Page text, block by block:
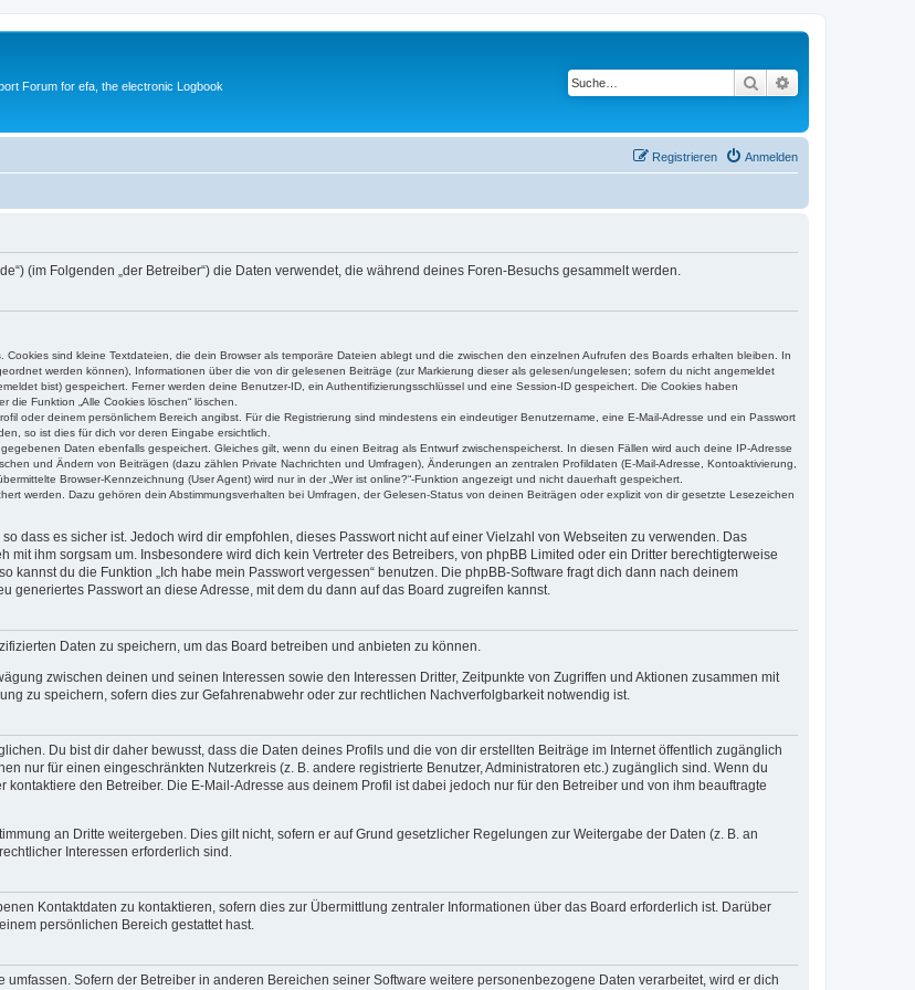
Forum for efa, the electronic Logbook Suche
Anmelden
Registrieren
(im Folgenden „der Betreiber“) die Daten verwendet, die während deines Foren-Besuchs gesammelt werden.
sind kleine Textdateien, die dein Browser als temporäre Dateien ablegt und die zwischen den einzelnen Aufrufen des Boards erhalten bleiben. In
werden können), Informationen über die von dir gelesenen Beiträge (zur Markierung dieser als gelesen/ungelesen; sofern du nicht angemeldet
bist) gespeichert. Ferner werden deine Benutzer-ID, ein Authentifizierungsschlüssel und eine Session-ID gespeichert. Die Cookies haben
die Funktion „Alle Cookies löschen“ löschen.
oder deinem persönlichem Bereich angibst. Für die Registrierung sind mindestens ein eindeutiger Benutzername, eine E-Mail-Adresse und ein Passwort
so ist dies für dich vor deren Eingabe ersichtlich.
Daten ebenfalls gespeichert. Gleiches gilt, wenn du einen Beitrag als Entwurf zwischenspeicherst. In diesen Fällen wird auch deine IP-Adresse
und Ändern von Beiträgen (dazu zählen Private Nachrichten und Umfragen), Änderungen an zentralen Profildaten (E-Mail-Adresse, Kontoaktivierung,
Browser-Kennzeichnung (User Agent) wird nur in der „Wer ist online?“-Funktion angezeigt und nicht dauerhaft gespeichert.
werden. Dazu gehören dein Abstimmungsverhalten bei Umfragen, der Gelesen-Status von deinen Beiträgen oder explizit von dir gesetzte Lesezeichen
dass es sicher ist. Jedoch wird dir empfohlen, dieses Passwort nicht auf einer Vielzahl von Webseiten zu verwenden. Das
mit ihm sorgsam um. Insbesondere wird dich kein Vertreter des Betreibers, von phpBB Limited oder ein Dritter berechtigterweise
kannst du die Funktion „Ich habe mein Passwort vergessen“ benutzen. Die phpBB-Software fragt dich dann nach deinem
Passwort an diese Adresse, mit dem du dann auf das Board zugreifen kannst.
Daten zu speichern, um das Board betreiben und anbieten zu können.
zwischen deinen und seinen Interessen sowie den Interessen Dritter, Zeitpunkte von Zugriffen und Aktionen zusammen mit
zu speichern, sofern dies zur Gefahrenabwehr oder zur rechtlichen Nachverfolgbarkeit notwendig ist.
Du bist dir daher bewusst, dass die Daten deines Profils und die von dir erstellten Beiträge im Internet öffentlich zugänglich
nur für einen eingeschränkten Nutzerkreis (z. B. andere registrierte Benutzer, Administratoren etc.) zugänglich sind. Wenn du
den Betreiber. Die E-Mail-Adresse aus deinem Profil ist dabei jedoch nur für den Betreiber und von ihm beauftragte
an Dritte weitergeben. Dies gilt nicht, sofern er auf Grund gesetzlicher Regelungen zur Weitergabe der Daten (z. B. an
Interessen erforderlich sind.
Kontaktdaten zu kontaktieren, sofern dies zur Übermittlung zentraler Informationen über das Board erforderlich ist. Darüber
persönlichen Bereich gestattet hast.
Sofern der Betreiber in anderen Bereichen seiner Software weitere personenbezogene Daten verarbeitet, wird er dich